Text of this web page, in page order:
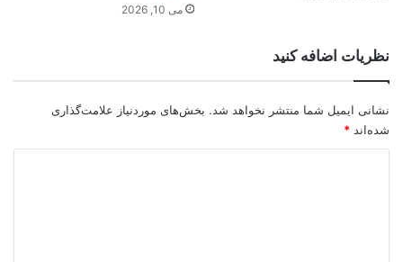
می 10, 2026
نظریات اضافه کنید
نشانی ایمیل شما منتشر نخواهد شد. بخش‌های موردنیاز علامت‌گذاری
شده‌اند *